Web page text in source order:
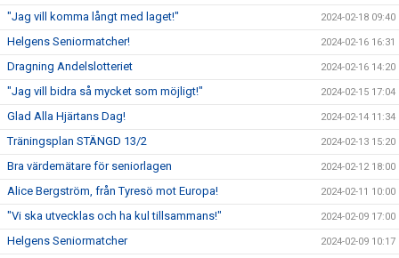
"Jag vill komma långt med laget!" 2024-02-18 09:40
Helgens Seniormatcher! 2024-02-16 16:31
Dragning Andelslotteriet 2024-02-16 14:20
"Jag vill bidra så mycket som möjligt!" 2024-02-15 17:04
Glad Alla Hjärtans Dag! 2024-02-14 11:34
Träningsplan STÄNGD 13/2 2024-02-13 15:20
Bra värdemätare för seniorlagen 2024-02-12 18:00
Alice Bergström, från Tyresö mot Europa! 2024-02-11 10:00
"Vi ska utvecklas och ha kul tillsammans!" 2024-02-09 17:00
Helgens Seniormatcher 2024-02-09 10:17